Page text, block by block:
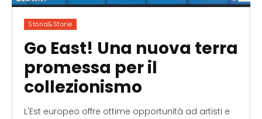
Storia&Storie
Go East! Una nuova terra
promessa per il
collezionismo
L'Est europeo offre ottime opportunità ad artisti e